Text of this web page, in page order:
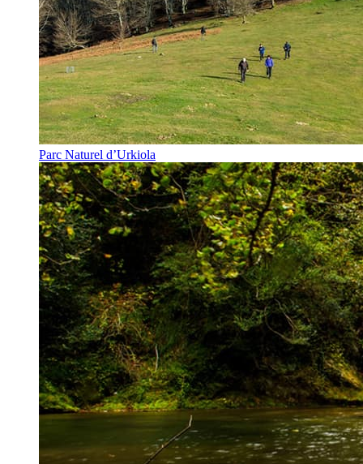
Parc Naturel d’Urkiola